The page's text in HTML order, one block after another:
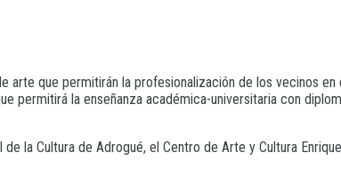
que permitirán la profesionalización de los vecinos
permitirá la enseñanza académica-universitaria con
la Cultura de Adrogué, el Centro de Arte y Cultura